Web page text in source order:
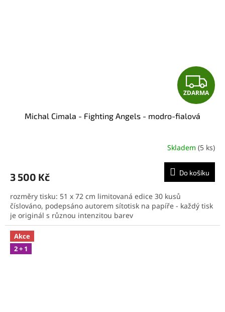
Z
D
R
M
A
ZDARMA
Michal Cimala - Fighting Angels - modro-fialová
Skladem (5 ks)
3 500 Kč Do košíku
rozměry tisku: 51 x 72 cm limitovaná edice 30 kusů
číslováno, podepsáno autorem sítotisk na papíře - každý tisk
je originál s různou intenzitou barev
Akce
2 + 1